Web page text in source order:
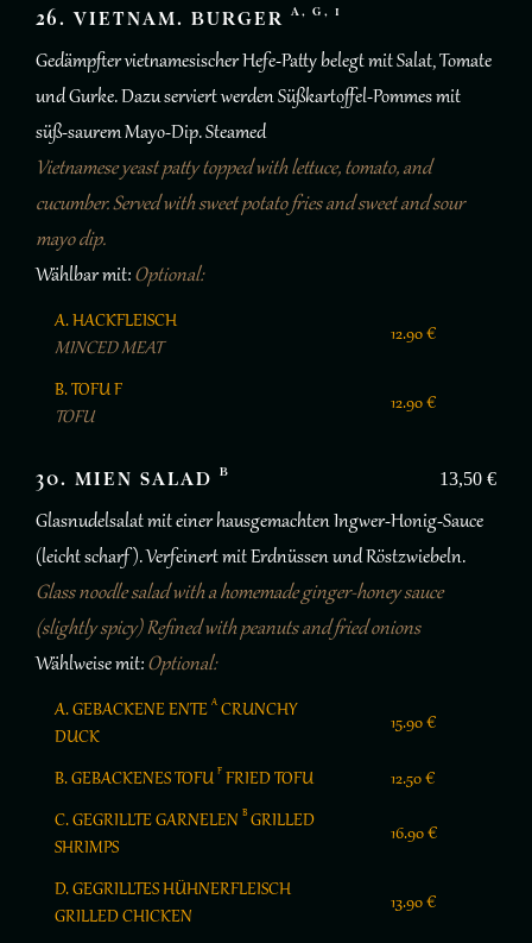
26. VIETNAM. BURGERA, G, 1
Gedämpfter vietnamesischer Hefe-Patty belegt mit Salat, Tomate
und Gurke. Dazu serviert werden Süßkartoffel-Pommes mit
süß-saurem Mayo-Dip. Steamed
Vietnamese yeast patty topped with lettuce, tomato, and
cucumber. Served with sweet potato fries and sweet and sour
mayo dip.
Wählbar mit: Optional:
A. HACKFLEISCH
MINCED MEAT
12.90 €
B. TOFU F
TOFU
12.90 €
30. MIEN SALADB 13,50 €
Glasnudelsalat mit einer hausgemachten Ingwer-Honig-Sauce
(leicht scharf ). Verfeinert mit Erdnüssen und Röstzwiebeln.
Glass noodle salad with a homemade ginger-honey sauce
(slightly spicy) Refined with peanuts and fried onions
Wählweise mit: Optional:
A. GEBACKENE ENTEA CRUNCHY
DUCK
15.90 €
B. GEBACKENES TOFUF FRIED TOFU
12.50 €
C. GEGRILLTE GARNELENB GRILLED
SHRIMPS
16.90 €
D. GEGRILLTES HÜHNERFLEISCH
GRILLED CHICKEN
13.90 €